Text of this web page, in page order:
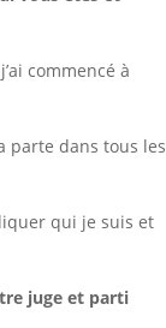
commencé à
parte dans tous les
qui je suis et
juge et parti